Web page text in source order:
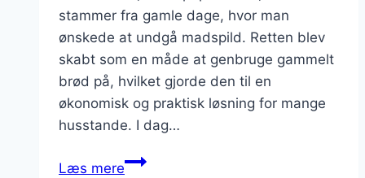
stammer fra gamle dage, hvor man
ønskede at undgå madspild. Retten blev
skabt som en måde at genbruge gammelt
brød på, hvilket gjorde den til en
økonomisk og praktisk løsning for mange
husstande. I dag…
Læs merearme